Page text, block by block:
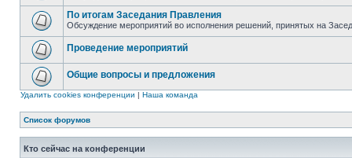
По итогам Заседания Правления
Обсуждение мероприятий во исполнения решений, принятых на
Проведение мероприятий
Общие вопросы и предложения
Удалить cookies конференции | Наша команда
Список форумов
Кто сейчас на конференции